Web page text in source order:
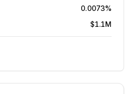
0.0073%
$1.1M